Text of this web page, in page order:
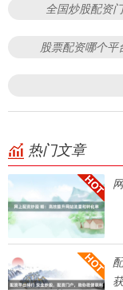
全国炒股配资
股票配资哪个平
热门文章